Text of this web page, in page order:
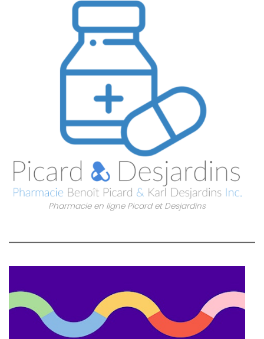
Pharmacie en ligne Picard et Desjardins